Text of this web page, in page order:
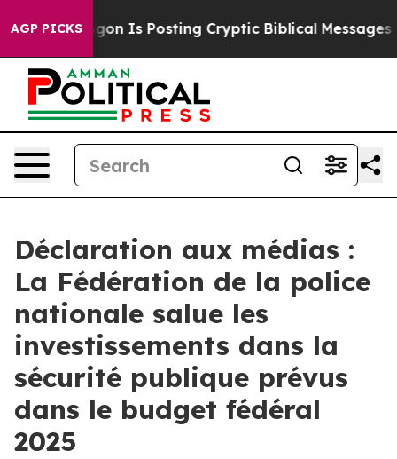
AGP PICKS
Pentagon Is Posting Cryptic Biblical Messages on
Déclaration aux médias :
La Fédération de la police
nationale salue les
investissements dans la
sécurité publique prévus
dans le budget fédéral
2025